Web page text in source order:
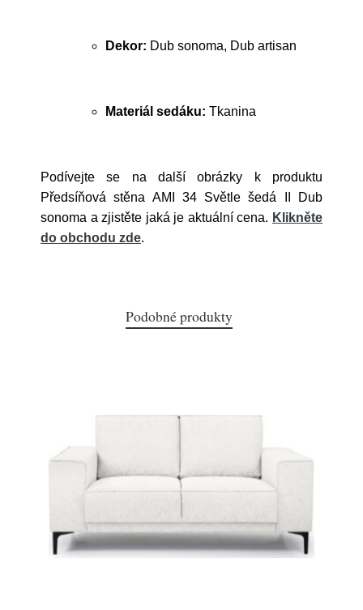
Dekor: Dub sonoma, Dub artisan
Materiál sedáku: Tkanina
Podívejte se na další obrázky k produktu
Předsíňová stěna AMI 34 Světle šedá II Dub
sonoma a zjistěte jaká je aktuální cena. Klikněte
do obchodu zde.
Podobné produkty